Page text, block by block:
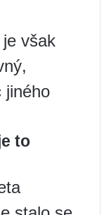
však
jiného
to